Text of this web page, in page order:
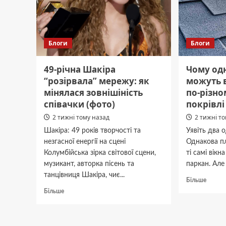
Блоги
49-річна Шакіра
“розірвала” мережу: як
мінялася зовнішіність
співачки (фото)
2 тижні тому назад
Шакіра: 49 років творчості та
незгасної енергії на сцені
Колумбійська зірка світової сцени,
музикант, авторка пісень та
танцівниця Шакіра, чиє...
БільшеДокладніше
Блоги
Чому
можуть
по-
покрівлі
2 тижні
Уявіть два
Однакова
ті самі
паркан. Але
Більше